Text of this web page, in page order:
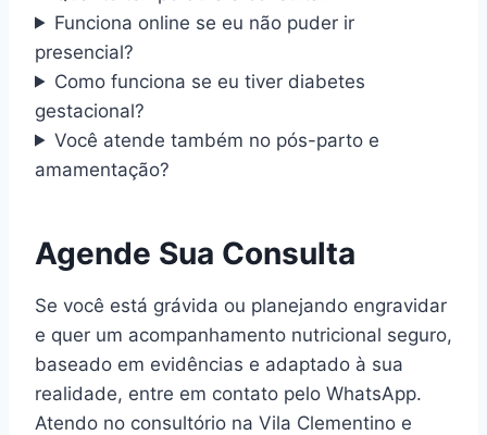
Funciona online se eu não puder ir
presencial?
Como funciona se eu tiver diabetes
gestacional?
Você atende também no pós-parto e
amamentação?
Agende Sua Consulta
Se você está grávida ou planejando engravidar
e quer um acompanhamento nutricional seguro,
baseado em evidências e adaptado à sua
realidade, entre em contato pelo WhatsApp.
Atendo no consultório na Vila Clementino e